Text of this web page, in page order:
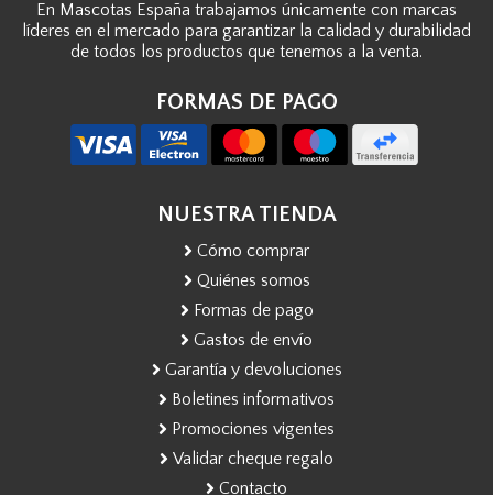
En Mascotas España trabajamos únicamente con marcas
líderes en el mercado para garantizar la calidad y durabilidad
de todos los productos que tenemos a la venta.
FORMAS DE PAGO
NUESTRA TIENDA
Cómo comprar
Quiénes somos
Formas de pago
Gastos de envío
Garantía y devoluciones
Boletines informativos
Promociones vigentes
Validar cheque regalo
Contacto